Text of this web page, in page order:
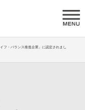
フ・バランス推進企業」に認定されまし